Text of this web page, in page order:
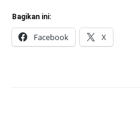
Bagikan ini:
Facebook X